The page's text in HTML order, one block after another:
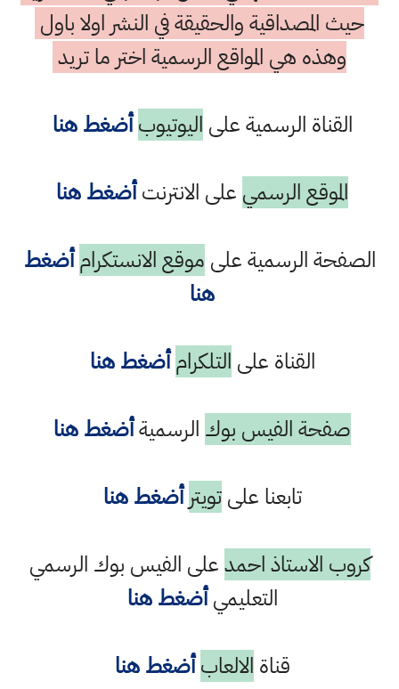
حيث المصداقية والحقيقة في النشر اولا باول
وهذه هي المواقع الرسمية اختر ما تريد
القناة الرسمية على اليوتيوب أضغط هنا
الموقع الرسمي على الانترنتأضغط هنا
الصفحة الرسمية على موقع الانستكرام أضغط
هنا
القناة على التلكرام أضغط هنا
صفحة الفيس بوك الرسميةأضغط هنا
تابعنا علىتويتر أضغط هنا
كروب الاستاذ احمدعلى الفيس بوك الرسمي
التعليميأضغط هنا
قناة الالعاب أضغط هنا